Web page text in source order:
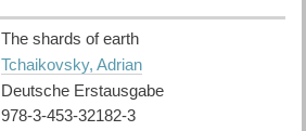
The shards of earth
Tchaikovsky, Adrian
Deutsche Erstausgabe
978-3-453-32182-3